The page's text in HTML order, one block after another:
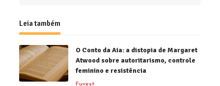
Leia também
O Conto da Aia: a distopia de Margaret
Atwood sobre autoritarismo, controle
feminino e resistência
Fuvest